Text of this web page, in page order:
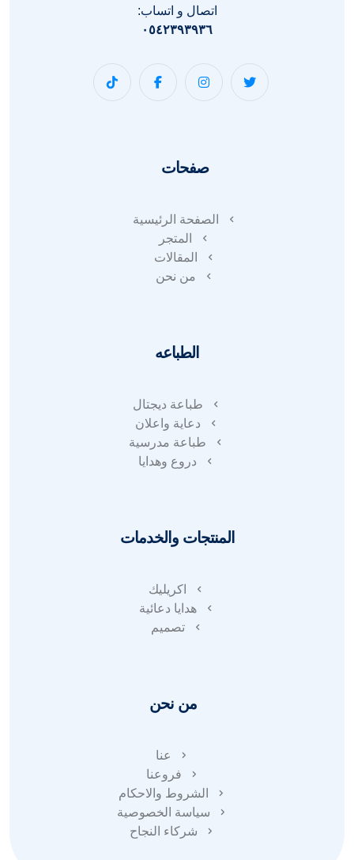
اتصال و اتساب:
٠٥٤٢٣٩٣٩٣٦
صفحات
الصفحة الرئيسية
المتجر
المقالات
من نحن
الطباعه
طباعة ديجتال
دعاية واعلان
طباعة مدرسية
دروع وهدايا
المنتجات والخدمات
اكريليك
هدايا دعائية
تصميم
من نحن
عنا
فروعنا
الشروط والاحكام
سياسة الخصوصية
شركاء النجاح